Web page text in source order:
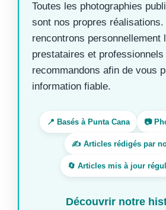
Toutes les photographies
sont nos propres réalisations.
rencontrons personnellement
prestataires et professionnels
recommandons afin de vous
information fiable.
📍 Basés à Punta Cana 📷
✍️ Articles rédigés par
🔄 Articles mis à jour
Découvrir notre